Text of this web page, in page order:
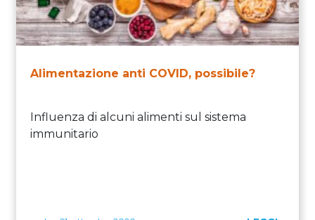
Alimentazione anti COVID, possibile?
Influenza di alcuni alimenti sul sistema
immunitario